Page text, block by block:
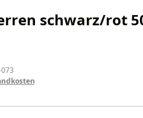
schwarz/rot